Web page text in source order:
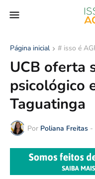
Página inicial # isso é
UCB oferta
psicológico
Taguatinga
Por Poliana Freitas -